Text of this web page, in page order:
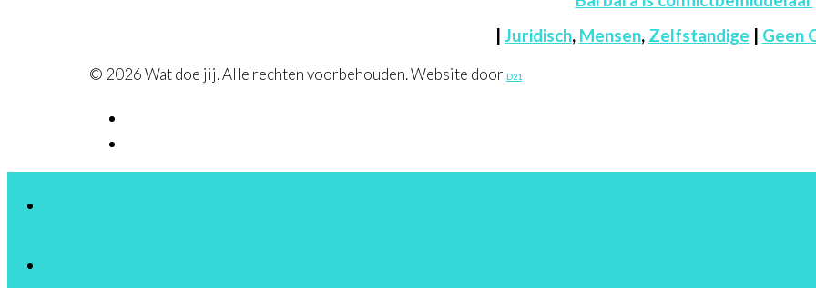
| Juridisch, Mensen, Zelfstandige | Geen
© 2026 Wat doe jij. Alle rechten voorbehouden. Website door D21